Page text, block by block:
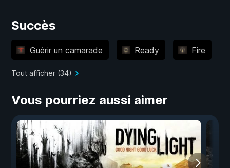
Succès
Guérir un camarade Ready Fire
Tout afficher (34)
Vous pourriez aussi aimer